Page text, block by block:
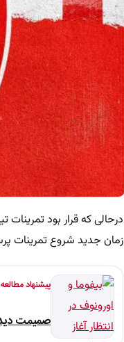
زمان جدید شروع تمرینات
پیشنهاد مطالعه
صمیمت